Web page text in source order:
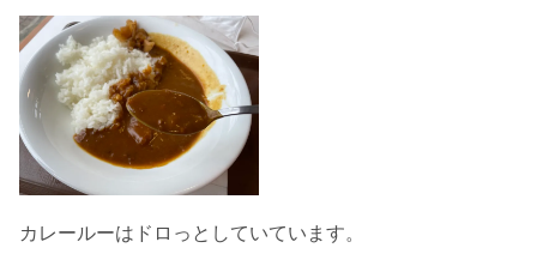
カレールーはドロっとしていています。